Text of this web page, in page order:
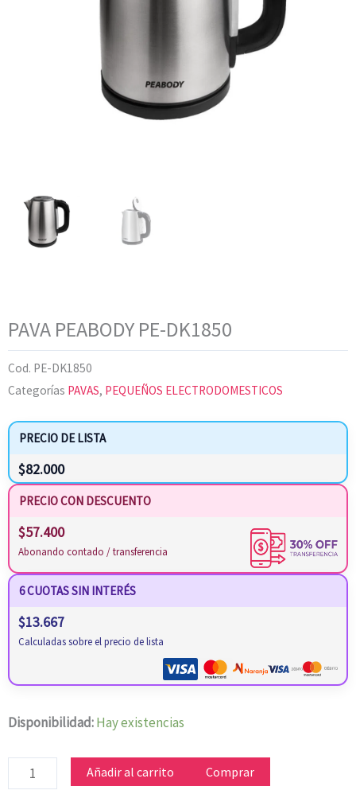
PAVA PEABODY PE-DK1850
Cod. PE-DK1850
Categorías PAVAS, PEQUEÑOS ELECTRODOMESTICOS
PRECIO DE LISTA
$82.000
PRECIO CON DESCUENTO
$57.400
Abonando contado / transferencia
6 CUOTAS SIN INTERÉS
$13.667
Calculadas sobre el precio de lista
Disponibilidad:Hay existencias
PAVA
DK1850
Añadir al carrito Comprar